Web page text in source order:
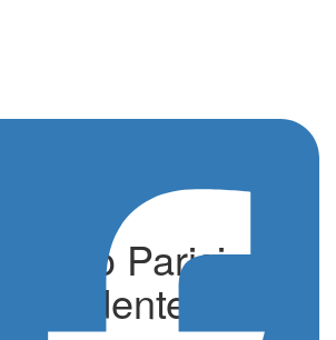
Sergio Parisi
di Fin